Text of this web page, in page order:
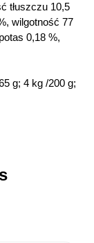
tłuszczu 10,5
wilgotność 77
0,18 %,
g; 4 kg /200 g;